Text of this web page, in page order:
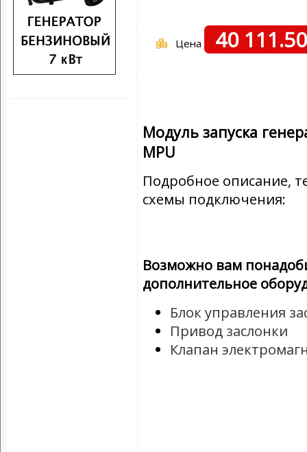
Цена 40
Модуль запуска
MPU
Подробное описание,
схемы подключения:
Возможно вам
дополнительное
Блок управления
Привод заслонки
Клапан